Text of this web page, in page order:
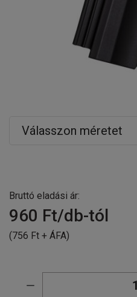
Bruttó eladási ár:
960 Ft/db-tól
(756 Ft + ÁFA)